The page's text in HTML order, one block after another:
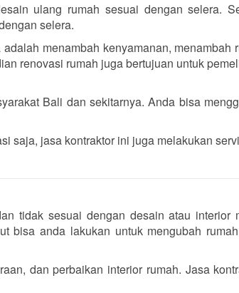
ulang rumah sesuai dengan selera.
selera.
menambah kenyamanan, menambah
renovasi rumah juga bertujuan untuk
Bali dan sekitarnya. Anda bisa
saja, jasa kontraktor ini juga melakukan
tidak sesuai dengan desain atau interior
bisa anda lakukan untuk mengubah
dan perbaikan interior rumah. Jasa